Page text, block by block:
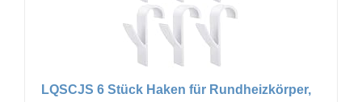
LQSCJS 6 Stück Haken für Rundheizkörper,